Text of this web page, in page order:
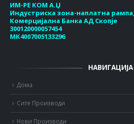
ИМ-РЕ КОМ А.Џ
Индустриска зона-наплатна
Комерцијална Банка АД Скопје
300120000057454
МК4007005133296
НАВИГАЦИЈА
Дома
Сите Производи
Нови Производи